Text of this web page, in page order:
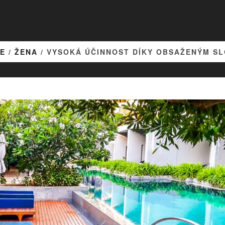
/ ŽENA / VYSOKÁ ÚČINNOST DÍKY OBSAŽENÝM